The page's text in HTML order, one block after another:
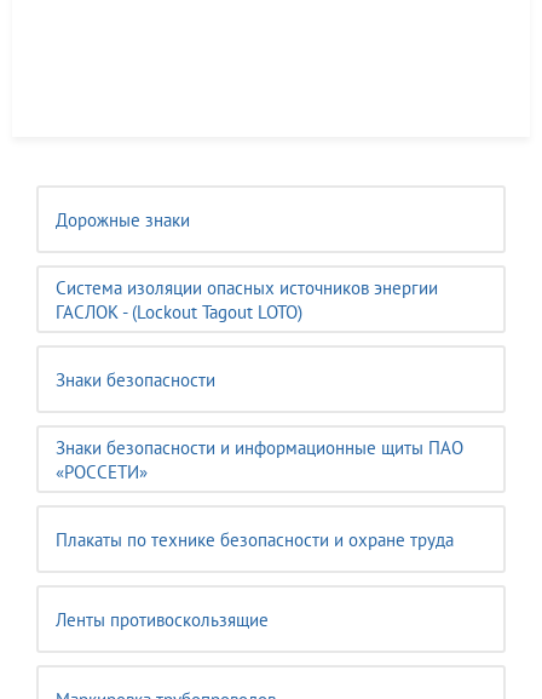
Дорожные знаки
Система изоляции опасных источников энергии
ГАСЛОК - (Lockout Tagout LOTO)
Знаки безопасности
Знаки безопасности и информационные щиты ПАО
«РОССЕТИ»
Плакаты по технике безопасности и охране труда
Ленты противоскользящие